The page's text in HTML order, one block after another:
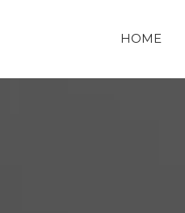
HOME